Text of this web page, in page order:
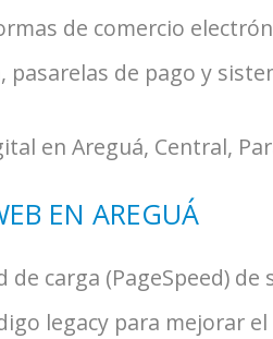
de comercio
de pago y
en Areguá, Central,
EN AREGUÁ
carga (PageSpeed)
legacy para mejorar